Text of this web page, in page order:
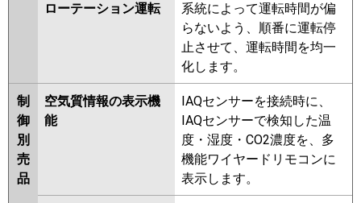
ローテーション運転
系統によって運転時間が偏
らないよう、順番に運転停
止させて、運転時間を均一
化します。
制
御
別
売
品
空気質情報の表示機
能
IAQセンサーを接続時に、
IAQセンサーで検知した温
度・湿度・CO2濃度を、多
機能ワイヤードリモコンに
表示します。